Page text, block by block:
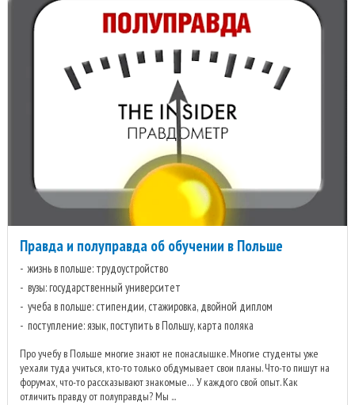
Правда и полуправда об обучении в Польше
жизнь в польше: трудоустройство
вузы: государственный университет
учеба в польше: стипендии, стажировка, двойной диплом
поступление: язык, поступить в Польшу, карта поляка
Про учебу в Польше многие знают не понаслышке. Многие студенты уже
уехали туда учиться, кто-то только обдумывает свои планы. Что-то пишут на
форумах, что-то рассказывают знакомые… У каждого свой опыт. Как
отличить правду от полуправды? Мы ...